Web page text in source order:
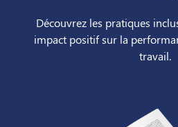
Découvrez les pratiques
impact positif sur la
travail.